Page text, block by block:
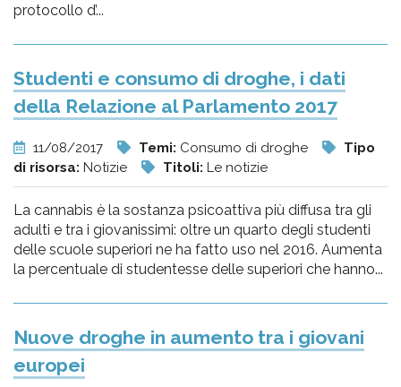
protocollo d’...
Studenti e consumo di droghe, i dati
della Relazione al Parlamento 2017
11/08/2017 Temi: Consumo di droghe
Tipo
di risorsa: Notizie Titoli: Le notizie
La cannabis è la sostanza psicoattiva più diffusa tra gli
adulti e tra i giovanissimi: oltre un quarto degli studenti
delle scuole superiori ne ha fatto uso nel 2016. Aumenta
la percentuale di studentesse delle superiori che hanno...
Nuove droghe in aumento tra i giovani
europei